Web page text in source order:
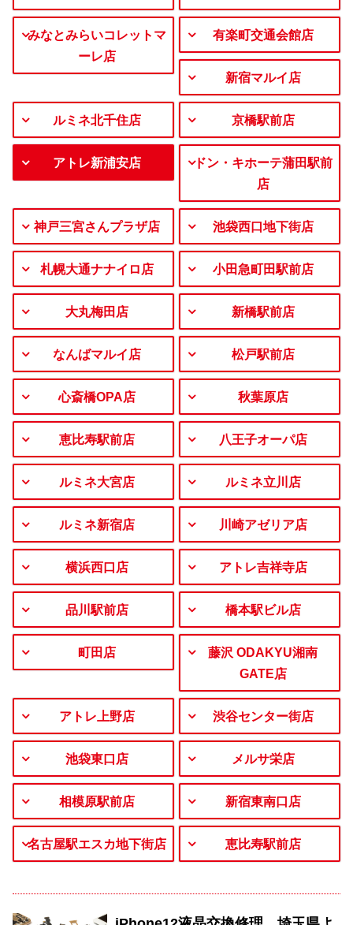
みなとみらいコレットマ
ーレ店
有楽町交通会館店
新宿マルイ店
ルミネ北千住店 京橋駅前店
アトレ新浦安店
ドン・キホーテ蒲田駅前
店
神戸三宮さんプラザ店 池袋西口地下街店
札幌大通ナナイロ店 小田急町田駅前店
大丸梅田店 新橋駅前店
なんばマルイ店 松戸駅前店
心斎橋OPA店 秋葉原店
恵比寿駅前店 八王子オーパ店
ルミネ大宮店 ルミネ立川店
ルミネ新宿店 川崎アゼリア店
横浜西口店 アトレ吉祥寺店
品川駅前店 橋本駅ビル店
町田店
藤沢 ODAKYU湘南
GATE店
アトレ上野店 渋谷センター街店
池袋東口店 メルサ栄店
相模原駅前店 新宿東南口店
名古屋駅エスカ地下街店 恵比寿駅前店